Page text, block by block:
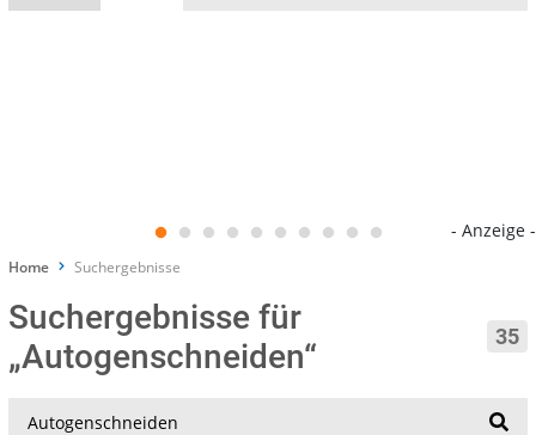
- Anzeige -
Home Suchergebnisse
Suchergebnisse für
„Autogenschneiden“
35